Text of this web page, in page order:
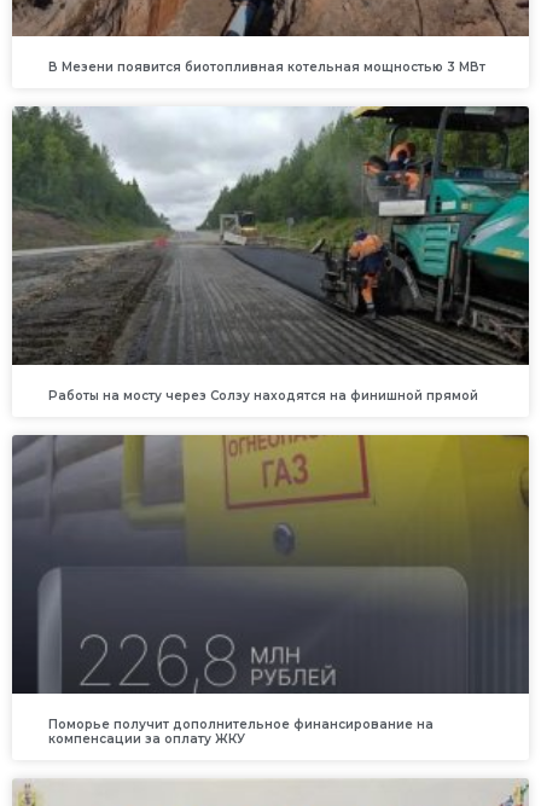
В Мезени появится биотопливная котельная мощностью 3 МВт
Работы на мосту через Солзу находятся на финишной прямой
Поморье получит дополнительное финансирование на
компенсации за оплату ЖКУ